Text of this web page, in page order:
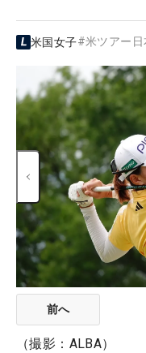
米国女子#米ツアー日
前へ
（撮影：ALBA）